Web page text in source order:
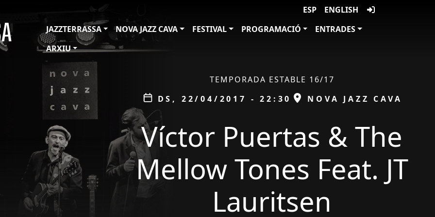
ESP
ENGLISH
JAZZTERRASSA
NOVA JAZZ CAVA FESTIVAL PROGRAMACIÓ
ENTRADES
ARXIU
TEMPORADA ESTABLE 16/17
Data
DS, 22/04/2017 - 22:30 ESPAI
NOVA JAZZ CAVA
Víctor Puertas & The
Mellow Tones Feat. JT
Lauritsen